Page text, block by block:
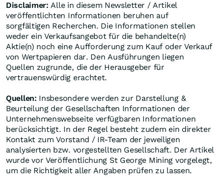
Disclaimer: Alle in diesem Newsletter / Artikel
veröffentlichten Informationen beruhen auf
sorgfältigen Recherchen. Die Informationen stellen
weder ein Verkaufsangebot für die behandelte(n)
Aktie(n) noch eine Aufforderung zum Kauf oder Verkauf
von Wertpapieren dar. Den Ausführungen liegen
Quellen zugrunde, die der Herausgeber für
vertrauenswürdig erachtet.
Quellen: Insbesondere werden zur Darstellung &
Beurteilung der Gesellschaften Informationen der
Unternehmenswebseite verfügbaren Informationen
berücksichtigt. In der Regel besteht zudem ein direkter
Kontakt zum Vorstand / IR-Team der jeweiligen
analysierten bzw. vorgestellten Gesellschaft. Der Artikel
wurde vor Veröffentlichung St George Mining vorgelegt,
um die Richtigkeit aller Angaben prüfen zu lassen.